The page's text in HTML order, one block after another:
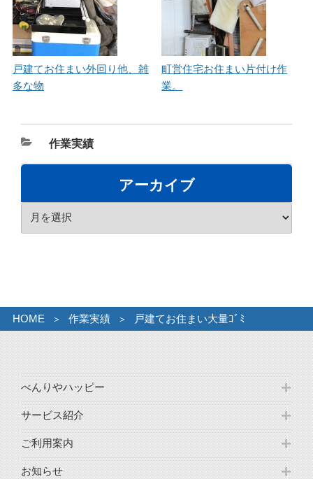
戸建てお住まい外回り他、雑
多な物
町営住宅お住まい片付け作
業。
カ
テ
ー
作業実績
アーカイブ
HOME 作業実績 戸建てお住まい大量ｺﾞﾐ
べんりやハッピー
サービス紹介
ご利用案内
お知らせ